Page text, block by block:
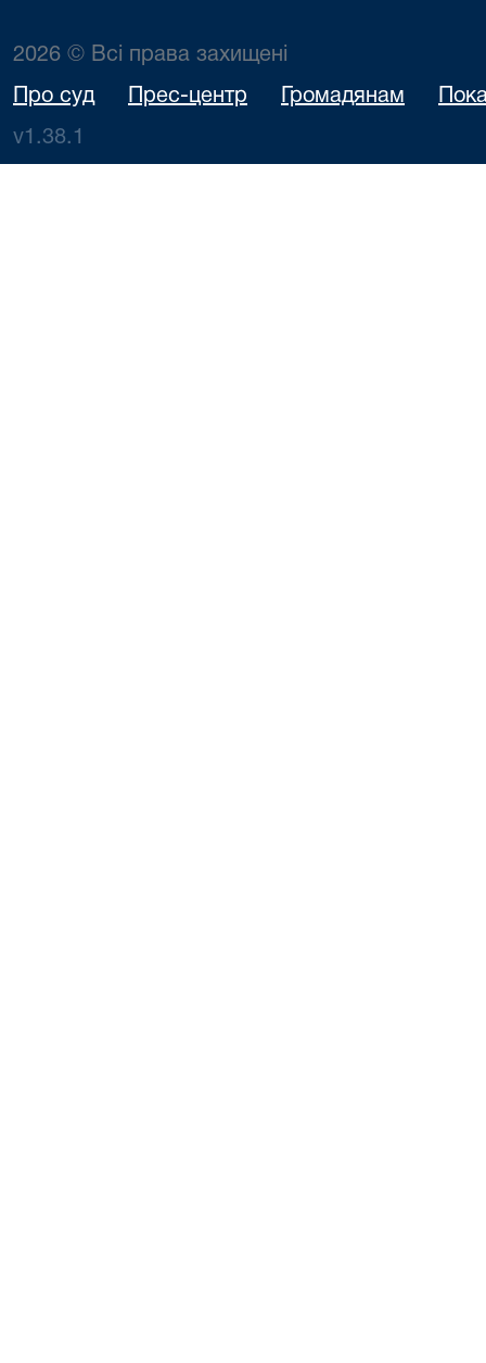
2026 © Всі права захищені
Про суд Прес-центр Громадянам
v1.38.1